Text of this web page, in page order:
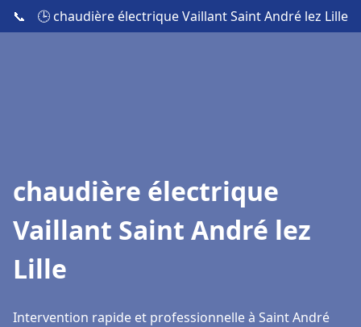
📞 🕒 chaudière électrique Vaillant Saint André lez Lille
chaudière électrique
Vaillant Saint André lez
Lille
Intervention rapide et professionnelle à Saint André